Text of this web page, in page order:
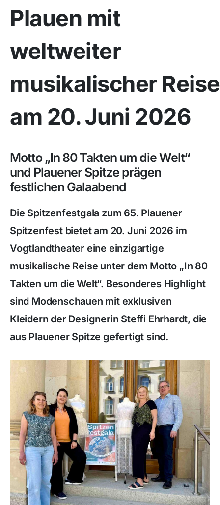
Plauen mit
weltweiter
musikalischer Reise
am 20. Juni 2026
Motto „In 80 Takten um die Welt“
und Plauener Spitze prägen
festlichen Galaabend
Die Spitzenfestgala zum 65. Plauener
Spitzenfest bietet am 20. Juni 2026 im
Vogtlandtheater eine einzigartige
musikalische Reise unter dem Motto „In 80
Takten um die Welt“. Besonderes Highlight
sind Modenschauen mit exklusiven
Kleidern der Designerin Steffi Ehrhardt, die
aus Plauener Spitze gefertigt sind.